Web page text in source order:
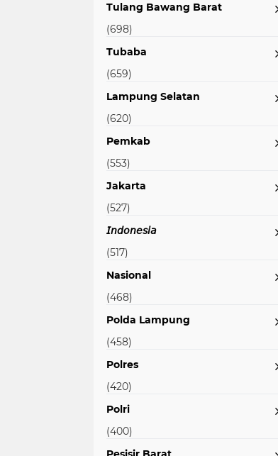
Tulang Bawang Barat
(698)
Tubaba
(659)
Lampung Selatan
(620)
Pemkab
(553)
Jakarta
(527)
𝘐𝘯𝘥𝘰𝘯𝘦𝘴𝘪𝘢
(517)
Nasional
(468)
Polda Lampung
(458)
Polres
(420)
Polri
(400)